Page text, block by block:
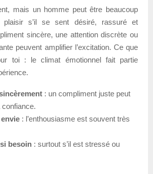
mais un homme peut être beaucoup
plaisir s’il se sent désiré, rassuré et
sincère, une attention discrète ou
peuvent amplifier l’excitation. Ce que
toi : le climat émotionnel fait partie
: un compliment juste peut
: l’enthousiasme est souvent très
besoin : surtout s’il est stressé ou